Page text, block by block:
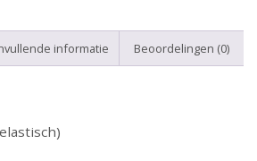
informatie Beoordelingen (0)